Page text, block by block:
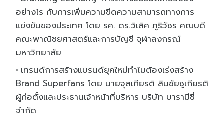
อย่างไร กับการเพิ่มความขีดความสามารถทางการ
แข่งขันของประเทศ โดย รศ. ดร.วิเลิศ ภูริวัชร คณบดี
คณะพาณิชยศาสตร์และการบัญชี จุฬาลงกรณ์
มหาวิทยาลัย
เทรนด์การสร้างแบรนด์ยุคใหม่ทําไมต้องเร่งสร้าง
Brand Superfans โดย นายจุลเกียรติ สินชัยชูเกียรติ
ผู้ก่อตั้งและประธานเจ้าหน้าที่บริหาร บริษัท บารามีซี่
จำกัด